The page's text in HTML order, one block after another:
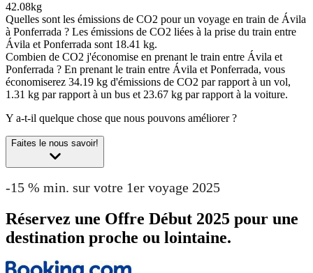
42.08kg
Quelles sont les émissions de CO2 pour un voyage en train de Ávila
à Ponferrada ? Les émissions de CO2 liées à la prise du train entre
Ávila et Ponferrada sont 18.41 kg.
Combien de CO2 j'économise en prenant le train entre Ávila et
Ponferrada ? En prenant le train entre Ávila et Ponferrada, vous
économiserez 34.19 kg d'émissions de CO2 par rapport à un vol,
1.31 kg par rapport à un bus et 23.67 kg par rapport à la voiture.
Y a-t-il quelque chose que nous pouvons améliorer ?
Faites le nous savoir!
-15 % min. sur votre 1er voyage 2025
Réservez une Offre Début 2025 pour une
destination proche ou lointaine.